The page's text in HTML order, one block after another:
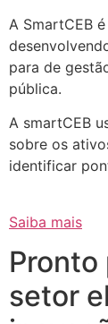
A SmartCEB
para de
pública.
A smartCEB
sobre os
identificar
Saiba mais
Pronto
setor